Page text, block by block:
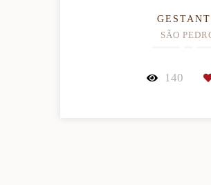
SÃO
140